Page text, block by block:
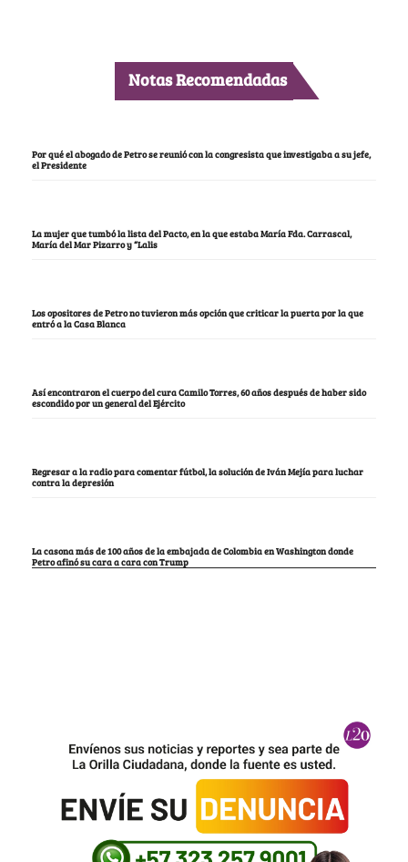
Notas Recomendadas
Por qué el abogado de Petro se reunió con la congresista que investigaba a su jefe,
el Presidente
La mujer que tumbó la lista del Pacto, en la que estaba María Fda. Carrascal,
María del Mar Pizarro y “Lalis
Los opositores de Petro no tuvieron más opción que criticar la puerta por la que
entró a la Casa Blanca
Así encontraron el cuerpo del cura Camilo Torres, 60 años después de haber sido
escondido por un general del Ejército
Regresar a la radio para comentar fútbol, la solución de Iván Mejía para luchar
contra la depresión
La casona más de 100 años de la embajada de Colombia en Washington donde
Petro afinó su cara a cara con Trump